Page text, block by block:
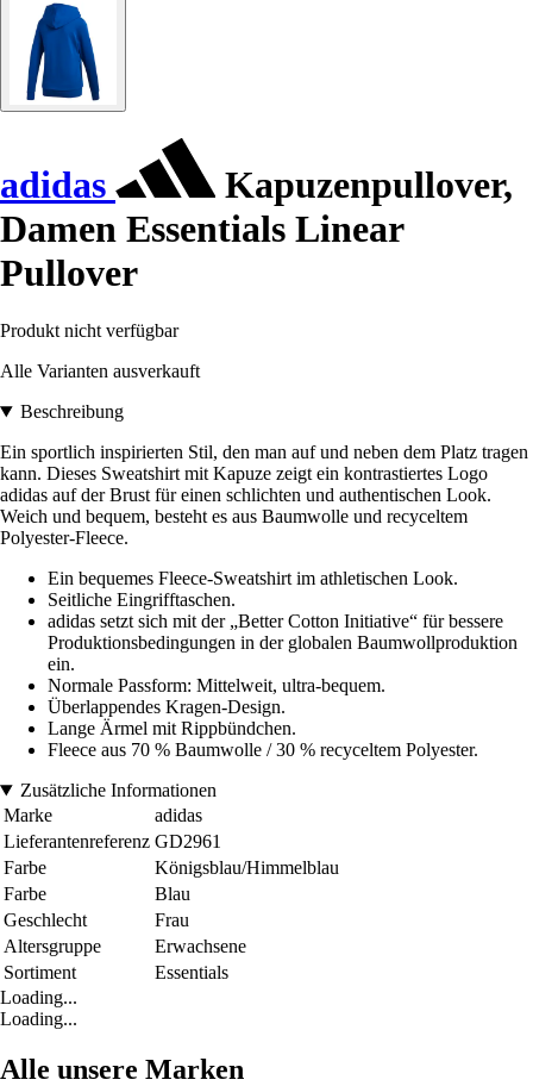
adidas
Kapuzenpullover,
Damen Essentials Linear
Pullover
Produkt nicht verfügbar
Alle Varianten ausverkauft
Beschreibung
Ein sportlich inspirierten Stil, den man auf und neben dem Platz tragen
kann. Dieses Sweatshirt mit Kapuze zeigt ein kontrastiertes Logo
adidas auf der Brust für einen schlichten und authentischen Look.
Weich und bequem, besteht es aus Baumwolle und recyceltem
Polyester-Fleece.
Ein bequemes Fleece-Sweatshirt im athletischen Look.
Seitliche Eingrifftaschen.
adidas setzt sich mit der „Better Cotton Initiative“ für bessere
Produktionsbedingungen in der globalen Baumwollproduktion
ein.
Normale Passform: Mittelweit, ultra-bequem.
Überlappendes Kragen-Design.
Lange Ärmel mit Rippbündchen.
Fleece aus 70 % Baumwolle / 30 % recyceltem Polyester.
Zusätzliche Informationen
Marke
adidas
Lieferantenreferenz GD2961
Farbe
Königsblau/Himmelblau
Farbe
Blau
Geschlecht
Frau
Altersgruppe
Erwachsene
Sortiment
Essentials
Loading...
Loading...
Alle unsere Marken